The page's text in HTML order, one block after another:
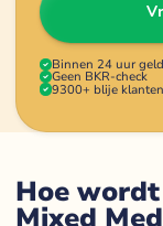
Binnen 24 uur
Geen BKR-check
9300+ blije klanten
Hoe
Mixed